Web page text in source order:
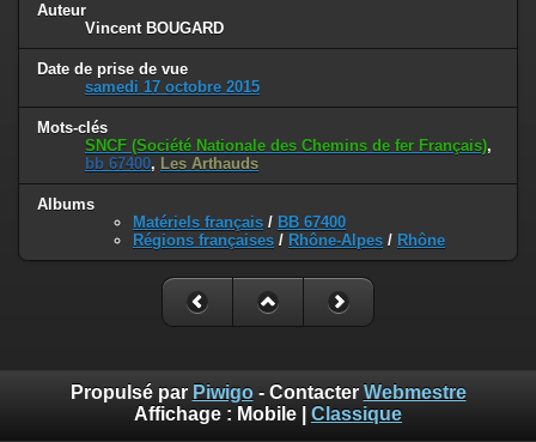
Auteur
Vincent BOUGARD
Date de prise de vue
samedi 17 octobre 2015
Mots-clés
SNCF (Société Nationale des Chemins de fer Français),
bb 67400, Les Arthauds
Albums
Matériels français / BB 67400
Régions françaises / Rhône-Alpes / Rhône
Propulsé par Piwigo- Contacter Webmestre
Affichage : Mobile Classique